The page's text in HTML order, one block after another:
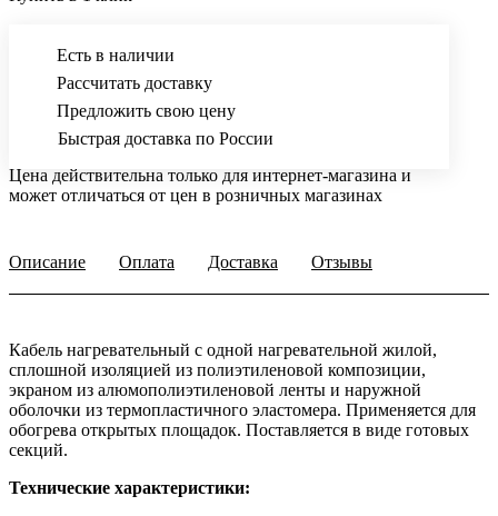
Есть в наличии
Рассчитать доставку
Предложить свою цену
Быстрая доставка по России
Цена действительна только для интернет-магазина и
может отличаться от цен в розничных магазинах
Описание Оплата Доставка Отзывы
Кабель нагревательный с одной нагревательной жилой,
сплошной изоляцией из полиэтиленовой композиции,
экраном из алюмополиэтиленовой ленты и наружной
оболочки из термопластичного эластомера. Применяется для
обогрева открытых площадок. Поставляется в виде готовых
секций.
Технические характеристики: